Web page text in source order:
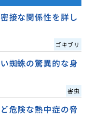
接な関係性を詳し
ゴキブリ
蜘蛛の驚異的な身
害虫
危険な熱中症の脅